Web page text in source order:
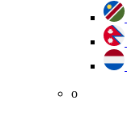
о